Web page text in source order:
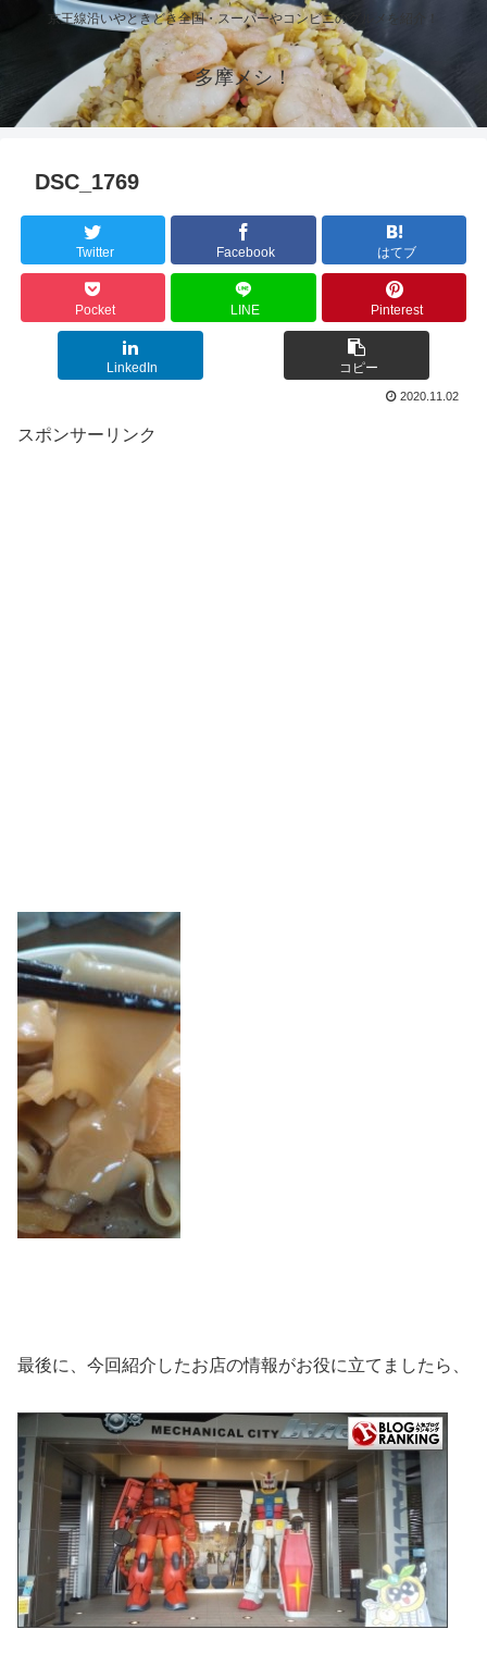
京王線沿いやときどき全国・スーパーやコンビニのグルメを紹介！
多摩メシ！
DSC_1769
Twitter Facebook はてブ
Pocket LINE Pinterest
LinkedIn コピー
2020.11.02
スポンサーリンク
最後に、今回紹介したお店の情報がお役に立てましたら、